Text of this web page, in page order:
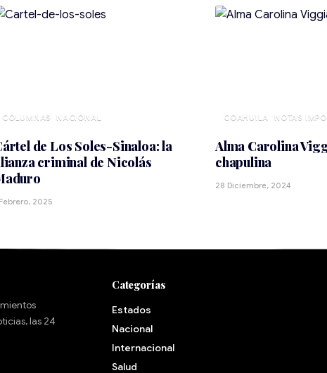
NACIONAL
de Los Soles-Sinaloa: la
criminal de Nicolás
2025
COAHUILA NOTAS
Alma Carolina
chapulina
28 Diciembre, 2024
las 24
Categorías
Estados
Nacional
Internacional
Salud